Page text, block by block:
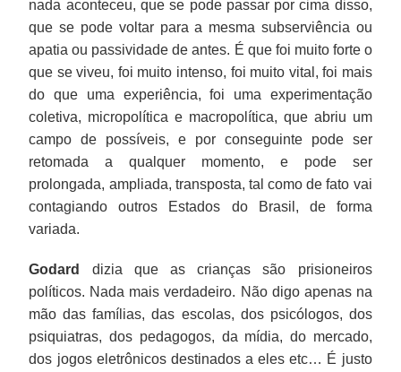
nada aconteceu, que se pode passar por cima disso,
que se pode voltar para a mesma subserviência ou
apatia ou passividade de antes. É que foi muito forte o
que se viveu, foi muito intenso, foi muito vital, foi mais
do que uma experiência, foi uma experimentação
coletiva, micropolítica e macropolítica, que abriu um
campo de possíveis, e por conseguinte pode ser
retomada a qualquer momento, e pode ser
prolongada, ampliada, transposta, tal como de fato vai
contagiando outros Estados do Brasil, de forma
variada.
Godard
dizia que as crianças são prisioneiros
políticos. Nada mais verdadeiro. Não digo apenas na
mão das famílias, das escolas, dos psicólogos, dos
psiquiatras, dos pedagogos, da mídia, do mercado,
dos jogos eletrônicos destinados a eles etc… É justo